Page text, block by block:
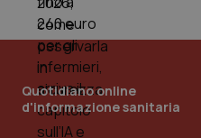
Quotidiano online
d'informazione sanitaria